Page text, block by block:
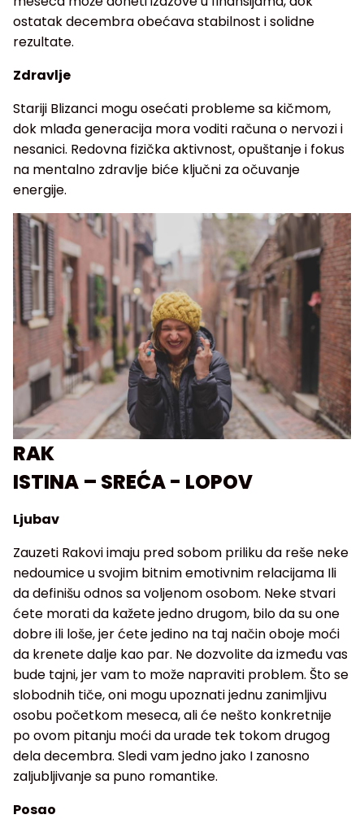
ostatak decembra obećava stabilnost i solidne
rezultate.
Zdravlje
Stariji Blizanci mogu osećati probleme sa kičmom,
dok mlađa generacija mora voditi računa o nervozi i
nesanici. Redovna fizička aktivnost, opuštanje i fokus
na mentalno zdravlje biće ključni za očuvanje
energije.
RAK
ISTINA – SREĆA - LOPOV
Ljubav
Zauzeti Rakovi imaju pred sobom priliku da reše neke
nedoumice u svojim bitnim emotivnim relacijama Ili
da definišu odnos sa voljenom osobom. Neke stvari
ćete morati da kažete jedno drugom, bilo da su one
dobre ili loše, jer ćete jedino na taj način oboje moći
da krenete dalje kao par. Ne dozvolite da između vas
bude tajni, jer vam to može napraviti problem. Što se
slobodnih tiče, oni mogu upoznati jednu zanimljivu
osobu početkom meseca, ali će nešto konkretnije
po ovom pitanju moći da urade tek tokom drugog
dela decembra. Sledi vam jedno jako I zanosno
zaljubljivanje sa puno romantike.
Posao